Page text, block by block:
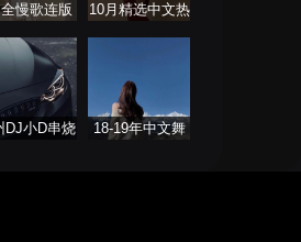
慢歌连版
10月精选中文热
DJ小D串烧
18-19年中文舞